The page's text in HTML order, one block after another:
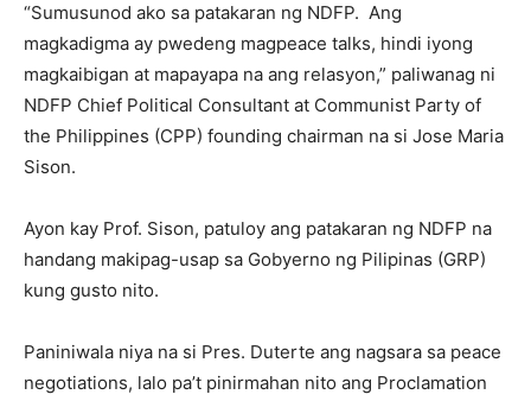
“Sumusunod ako sa patakaran ng NDFP. Ang
magkadigma ay pwedeng magpeace talks, hindi iyong
magkaibigan at mapayapa na ang relasyon,” paliwanag ni
NDFP Chief Political Consultant at Communist Party of
the Philippines (CPP) founding chairman na si Jose Maria
Sison.
Ayon kay Prof. Sison, patuloy ang patakaran ng NDFP na
handang makipag-usap sa Gobyerno ng Pilipinas (GRP)
kung gusto nito.
Paniniwala niya na si Pres. Duterte ang nagsara sa peace
negotiations, lalo pa’t pinirmahan nito ang Proclamation